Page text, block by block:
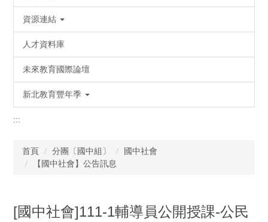
資源連結
人才資料庫
未來教育國際論壇
新北教育豐年季
:::
首頁 分團〔國中組〕
國中社會
【國中社會】公告訊息
[國中社會]111-1輔導員公開授課-公民